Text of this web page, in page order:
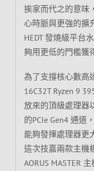
挨家而代之的意味
心時脈與更強的擴
HEDT 發燒級平台
夠用更低的門檻獲
為了支撐核心數高
16C32T Ryzen 9
放來的頂級處理器
的PCIe Gen4 通道
能夠發揮處理器更
這次技嘉兩款主機
AORUS MASTER